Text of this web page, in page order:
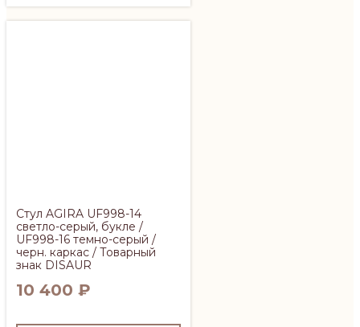
Стул AGIRA UF998-14
светло-серый, букле /
UF998-16 темно-серый /
черн. каркас / Товарный
знак DISAUR
10 400 ₽